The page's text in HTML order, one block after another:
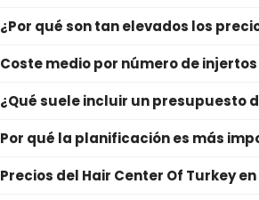
¿Por qué son tan elevados los
Coste medio por número de injertos
¿Qué suele incluir un presupuesto
Por qué la planificación es más
Precios del Hair Center Of Turkey